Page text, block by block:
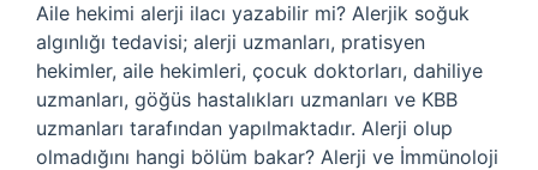
Aile hekimi alerji ilacı yazabilir mi? Alerjik soğuk
algınlığı tedavisi; alerji uzmanları, pratisyen
hekimler, aile hekimleri, çocuk doktorları, dahiliye
uzmanları, göğüs hastalıkları uzmanları ve KBB
uzmanları tarafından yapılmaktadır. Alerji olup
olmadığını hangi bölüm bakar? Alerji ve İmmünoloji